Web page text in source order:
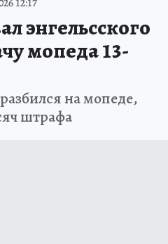
энгельсского
мопеда 13-
на мопеде,
штрафа